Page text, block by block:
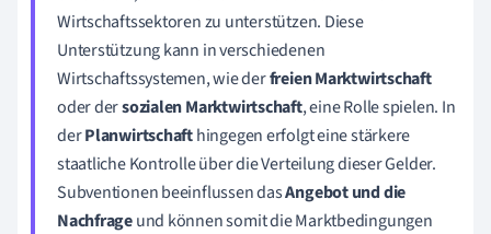
Wirtschaftssektoren zu unterstützen. Diese
Unterstützung kann in verschiedenen
Wirtschaftssystemen, wie derfreien Marktwirtschaft
oder dersozialen Marktwirtschaft, eine Rolle spielen. In
derPlanwirtschafthingegen erfolgt eine stärkere
staatliche Kontrolle über die Verteilung dieser Gelder.
Subventionen beeinflussen dasAngebot und die
Nachfrageund können somit die Marktbedingungen